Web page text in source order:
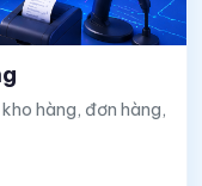
hàng, đơn hàng,